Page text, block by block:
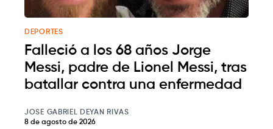
DEPORTES
Falleció a los 68 años Jorge
Messi, padre de Lionel Messi, tras
batallar contra una enfermedad
JOSE GABRIEL DEYAN RIVAS
8 de agosto de 2026